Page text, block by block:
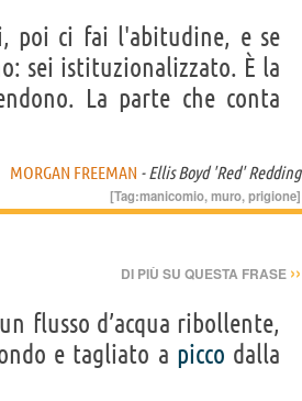
poi ci fai l'abitudine, e se
sei istituzionalizzato. È la
La parte che conta
MORGAN FREEMAN - Ellis Boyd 'Red' Redding
[Tag:manicomio,muro,prigione]
DI PIÙ SU QUESTA FRASE ››
flusso d’acqua ribollente,
e tagliato a picco dalla